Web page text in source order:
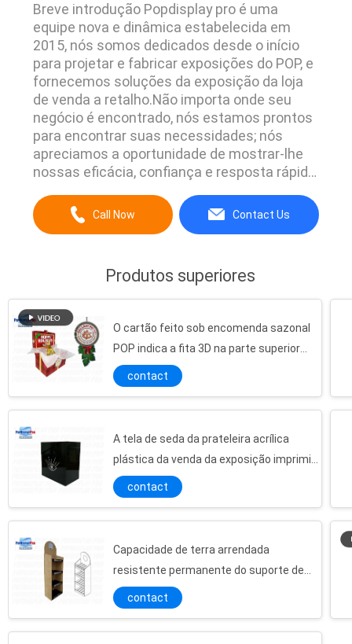
Breve introdução Popdisplay pro é uma
equipe nova e dinâmica estabelecida em
2015, nós somos dedicados desde o início
para projetar e fabricar exposições do POP, e
fornecemos soluções da exposição da loja
de venda a retalho.Não importa onde seu
negócio é encontrado, nós estamos prontos
para encontrar suas necessidades; nós
apreciamos a oportunidade de mostrar-lhe
nossas eficácia, confiança e resposta rápida.
ponto projeto da exposição da
compra/pontos de venda vindo à vida com
Call Now Contact Us
Produtos superiores
O cartão feito sob encomenda sazonal
POP indica a fita 3D na parte superior
para bebidas da cerveja de esboço
contact
A tela de seda da prateleira acrílica
plástica da venda da exposição imprimiu
a espessura de 1C 3mm
contact
Capacidade de terra arrendada
resistente permanente do suporte de
exposição da venda do vinho tinto
Wood/MDF do shelving de FSDU
contact
Brown imprimiu as exposições da posição do cartão, anunciando suportes de exposição do assoalho do cartão
Suportes de exposição resistentes Eco preto decorativo da posição do cartão amigável
Exposições de assoalho atrativas do cartão